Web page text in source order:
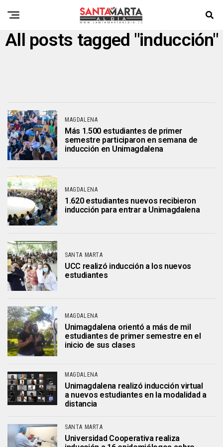
All posts tagged "inducción"
MAGDALENA
Más 1.500 estudiantes de primer
semestre participaron en semana de
inducción en Unimagdalena
MAGDALENA
1.620 estudiantes nuevos recibieron
inducción para entrar a Unimagdalena
SANTA MARTA
UCC realizó inducción a los nuevos
estudiantes
MAGDALENA
Unimagdalena orientó a más de mil
estudiantes de primer semestre en el
inicio de sus clases
MAGDALENA
Unimagdalena realizó inducción virtual
a nuevos estudiantes en la modalidad a
distancia
SANTA MARTA
Universidad Cooperativa realiza